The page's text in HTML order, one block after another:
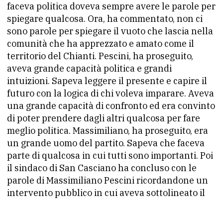
faceva politica doveva sempre avere le parole per
spiegare qualcosa. Ora, ha commentato, non ci
sono parole per spiegare il vuoto che lascia nella
comunità che ha apprezzato e amato come il
territorio del Chianti. Pescini, ha proseguito,
aveva grande capacità politica e grandi
intuizioni. Sapeva leggere il presente e capire il
futuro con la logica di chi voleva imparare. Aveva
una grande capacità di confronto ed era convinto
di poter prendere dagli altri qualcosa per fare
meglio politica. Massimiliano, ha proseguito, era
un grande uomo del partito. Sapeva che faceva
parte di qualcosa in cui tutti sono importanti. Poi
il sindaco di San Casciano ha concluso con le
parole di Massimiliano Pescini ricordandone un
intervento pubblico in cui aveva sottolineato il